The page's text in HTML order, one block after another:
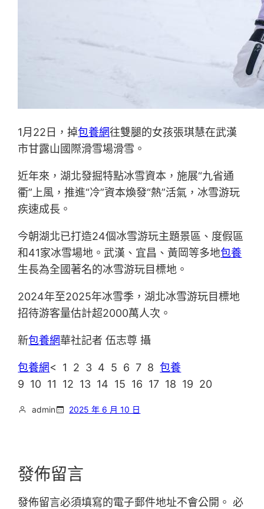
1月22日，掉包養網往雙腿的女孩張琪慧在武漢
市甘露山國際滑雪場滑雪。
近年來，湖北發掘特點冰雪資本，施展“九省通
衢”上風，推進“冷”資本煥發“熱”活氣，冰雪游玩
疾速成長。
今朝湖北已打造24個冰雪游玩主題景區、度假區
和41家冰雪場地。武漢、宜昌、黃岡等多地包養
生長為全國著名的冰雪游玩目標地。
2024年至2025年冰雪季，湖北冰雪游玩目標地
招待游客量估計超2000萬人次。
新包養網華社記者 伍志尊 攝
包養網< 1 2 3 4 5 6 7 8包養
9 10 11 12 13 14 15 16 17 18 19 20
admin 2025 年 6 月 10 日
發佈留言
發佈留言必須填寫的電子郵件地址不會公開。 必